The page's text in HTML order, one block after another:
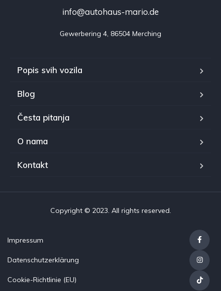
info@autohaus-mario.de
Gewerbering 4, 86504 Merching
Popis svih vozila
Blog
Česta pitanja
O nama
Kontakt
Copyright © 2023. All rights reserved.
Impressum
Datenschutzerklärung
Cookie-Richtlinie (EU)